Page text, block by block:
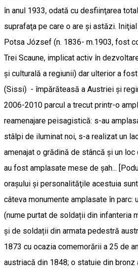
în anul 1933, odată cu desfiinţarea
suprafaţa pe care o are şi astăzi.
Potsa József (n. 1836- m.1903, fost
Trei Scaune, implicat activ în
şi culturală a regiunii) dar ulterior a
(Sissi) - împărăteasă a Austriei şi
2006-2010 parcul a trecut printr-o
reamenajare peisagistică: s-au
stâlpi de iluminat noi, s-a realizat un
amenajat o grădină de stâncă şi un
au fost amplasate mese de şah...
oraşului şi personalităţile acestuia
câteva monumente amplasate în parc:
(nume purtat de soldații din infanteria
și de soldații din armata pedestră
1873 cu ocazia comemorării a 25 de
austriacă din 1848; o statuie din